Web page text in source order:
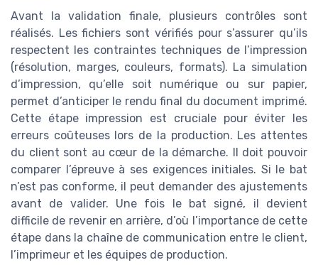
Avant la validation finale, plusieurs contrôles sont
réalisés. Les fichiers sont vérifiés pour s’assurer qu’ils
respectent les contraintes techniques de l’impression
(résolution, marges, couleurs, formats). La simulation
d’impression, qu’elle soit numérique ou sur papier,
permet d’anticiper le rendu final du document imprimé.
Cette étape impression est cruciale pour éviter les
erreurs coûteuses lors de la production. Les attentes
du client sont au cœur de la démarche. Il doit pouvoir
comparer l’épreuve à ses exigences initiales. Si le bat
n’est pas conforme, il peut demander des ajustements
avant de valider. Une fois le bat signé, il devient
difficile de revenir en arrière, d’où l’importance de cette
étape dans la chaîne de communication entre le client,
l’imprimeur et les équipes de production.